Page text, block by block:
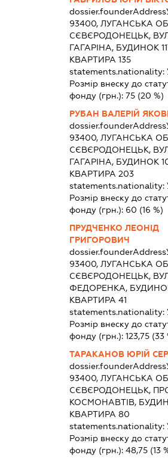
dossier.founderAddress
93400, ЛУГАНСЬКА
СЄВЄРОДОНЕЦЬК,
ГАГАРІНА, БУДИНОК
КВАРТИРА 135
statements.nationality:
Розмір внеску до
фонду (грн.):75 (20 %)
РУБАН ВАЛЕРІЙ
dossier.founderAddress
93400, ЛУГАНСЬКА
СЄВЄРОДОНЕЦЬК,
ГАГАРІНА, БУДИНОК
КВАРТИРА 203
statements.nationality:
Розмір внеску до
фонду (грн.): 60 (16 %)
ПРУДЧЕНКО ЛЕОНІД
ГРИГОРОВИЧ
dossier.founderAddress
93400, ЛУГАНСЬКА
СЄВЄРОДОНЕЦЬК,
ФЕДОРЕНКА,
КВАРТИРА 41
statements.nationality:
Розмір внеску до
фонду (грн.):123,75 (33
ТАРАКАНОВ ЮРІЙ
dossier.founderAddress
93400, ЛУГАНСЬКА
СЄВЄРОДОНЕЦЬК,
КОСМОНАВТІВ,
КВАРТИРА 80
statements.nationality:
Розмір внеску до
фонду (грн.):48,75 (13